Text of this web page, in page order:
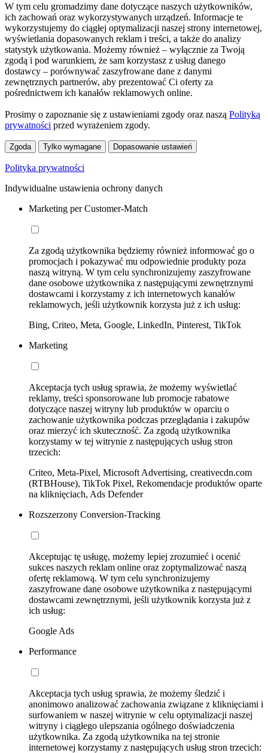
W tym celu gromadzimy dane dotyczące naszych użytkowników,
ich zachowań oraz wykorzystywanych urządzeń. Informacje te
wykorzystujemy do ciągłej optymalizacji naszej strony internetowej,
wyświetlania dopasowanych reklam i treści, a także do analizy
statystyk użytkowania. Możemy również – wyłącznie za Twoją
zgodą i pod warunkiem, że sam korzystasz z usług danego
dostawcy – porównywać zaszyfrowane dane z danymi
zewnętrznych partnerów, aby prezentować Ci oferty za
pośrednictwem ich kanałów reklamowych online.
Prosimy o zapoznanie się z ustawieniami zgody oraz naszą Polityką
prywatności przed wyrażeniem zgody.
Zgoda Tylko wymagane Dopasowanie ustawień
Polityka prywatności
Indywidualne ustawienia ochrony danych
Marketing per Customer-Match
Za zgodą użytkownika będziemy również informować go o
promocjach i pokazywać mu odpowiednie produkty poza
naszą witryną. W tym celu synchronizujemy zaszyfrowane
dane osobowe użytkownika z następującymi zewnętrznymi
dostawcami i korzystamy z ich internetowych kanałów
reklamowych, jeśli użytkownik korzysta już z ich usług:
Bing, Criteo, Meta, Google, LinkedIn, Pinterest, TikTok
Marketing
Akceptacja tych usług sprawia, że możemy wyświetlać
reklamy, treści sponsorowane lub promocje rabatowe
dotyczące naszej witryny lub produktów w oparciu o
zachowanie użytkownika podczas przeglądania i zakupów
oraz mierzyć ich skuteczność. Za zgodą użytkownika
korzystamy w tej witrynie z następujących usług stron
trzecich:
Criteo, Meta-Pixel, Microsoft Advertising, creativecdn.com
(RTBHouse), TikTok Pixel, Rekomendacje produktów oparte
na kliknięciach, Ads Defender
Rozszerzony Conversion-Tracking
Akceptując tę usługę, możemy lepiej zrozumieć i ocenić
sukces naszych reklam online oraz zoptymalizować naszą
ofertę reklamową. W tym celu synchronizujemy
zaszyfrowane dane osobowe użytkownika z następującymi
dostawcami zewnętrznymi, jeśli użytkownik korzysta już z
ich usług:
Google Ads
Performance
Akceptacja tych usług sprawia, że możemy śledzić i
anonimowo analizować zachowania związane z kliknięciami i
surfowaniem w naszej witrynie w celu optymalizacji naszej
witryny i ciągłego ulepszania ogólnego doświadczenia
użytkownika. Za zgodą użytkownika na tej stronie
internetowej korzystamy z następujących usług stron trzecich: